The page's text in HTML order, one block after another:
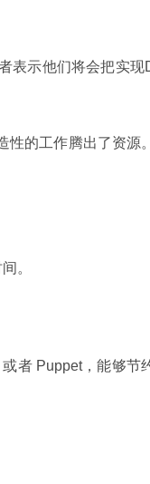
表示他们将会把实现
。
者 Puppet，能够节